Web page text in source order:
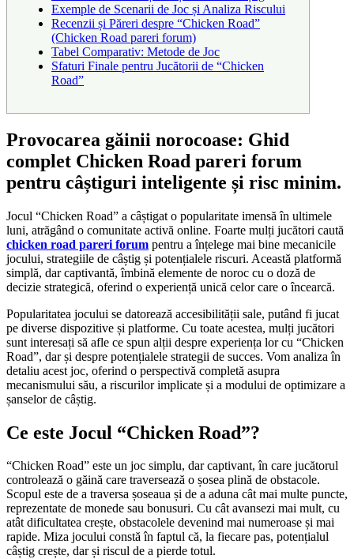
Exemple de Scenarii de Joc și Analiza Riscului
Recenzii și Păreri despre “Chicken Road”
(Chicken Road pareri forum)
Tabel Comparativ: Metode de Joc
Sfaturi Finale pentru Jucătorii de “Chicken
Road”
Provocarea găinii norocoase: Ghid
complet Chicken Road pareri forum
pentru câștiguri inteligente și risc minim.
Jocul “Chicken Road” a câștigat o popularitate imensă în ultimele
luni, atrăgând o comunitate activă online. Foarte mulți jucători caută
chicken road pareri forum pentru a înțelege mai bine mecanicile
jocului, strategiile de câștig și potențialele riscuri. Această platformă
simplă, dar captivantă, îmbină elemente de noroc cu o doză de
decizie strategică, oferind o experiență unică celor care o încearcă.
Popularitatea jocului se datorează accesibilității sale, putând fi jucat
pe diverse dispozitive și platforme. Cu toate acestea, mulți jucători
sunt interesați să afle ce spun alții despre experiența lor cu “Chicken
Road”, dar și despre potențialele strategii de succes. Vom analiza în
detaliu acest joc, oferind o perspectivă completă asupra
mecanismului său, a riscurilor implicate și a modului de optimizare a
șanselor de câștig.
Ce este Jocul “Chicken Road”?
“Chicken Road” este un joc simplu, dar captivant, în care jucătorul
controlează o găină care traversează o șosea plină de obstacole.
Scopul este de a traversa șoseaua și de a aduna cât mai multe puncte,
reprezentate de monede sau bonusuri. Cu cât avansezi mai mult, cu
atât dificultatea crește, obstacolele devenind mai numeroase și mai
rapide. Miza jocului constă în faptul că, la fiecare pas, potențialul
câștig crește, dar și riscul de a pierde totul.